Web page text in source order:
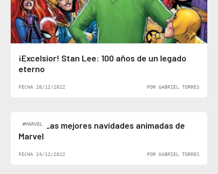
¡Excelsior! Stan Lee: 100 años de un legado
eterno
FECHA 28/12/2022 POR GABRIEL TORRES
#MARVEL
Top 5: Las mejores navidades animadas de
Marvel
FECHA 24/12/2022 POR GABRIEL TORRES